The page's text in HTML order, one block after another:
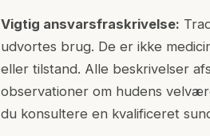
Vigtig ansvarsfraskrivelse:
udvortes brug. De er ikke
eller tilstand. Alle beskrivelser
observationer om hudens
du konsultere en kvalificeret